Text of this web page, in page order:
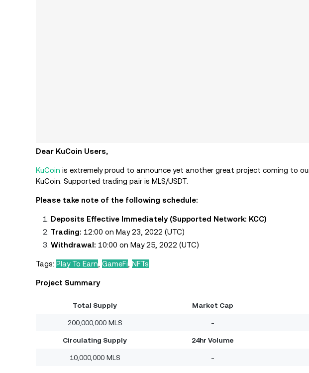
Dear KuCoin Users,
KuCoin is extremely proud to announce yet another great project coming to
KuCoin. Supported trading pair is MLS/USDT.
Please take note of the following schedule:
Deposits Effective Immediately (Supported Network: KCC)
Trading: 12:00 on May 23, 2022 (UTC)
Withdrawal: 10:00 on May 25, 2022 (UTC)
Tags: Play To Earn GameFi NFTs
Project Summary
Total Supply Market Cap
200,000,000 MLS -
Circulating Supply 24hr Volume
10,000,000 MLS -